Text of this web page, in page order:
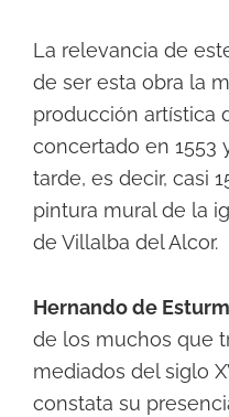
La relevancia de
de ser esta obra la
producción artística
concertado en 1553
tarde, es decir, casi
pintura mural de la
de Villalba del Alcor.
Hernando de
de los muchos que
mediados del siglo
constata su